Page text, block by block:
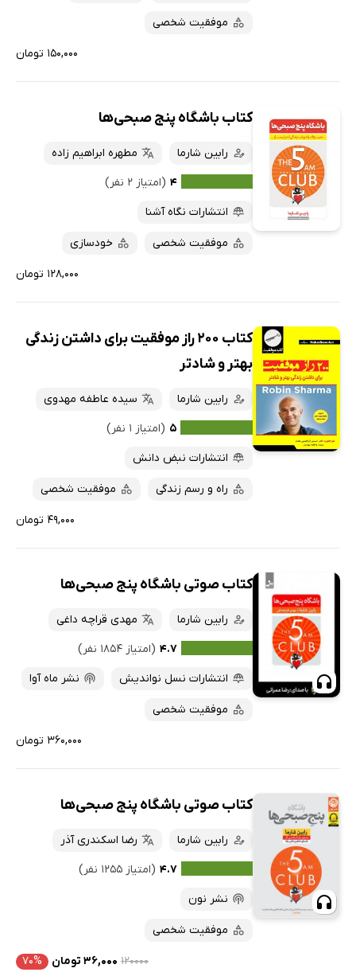
موفقیت شخصی
۱۵۰,۰۰۰ تومان
کتاب باشگاه پنج صبحی‌ها
رابین شارما
مطهره ابراهیم زاده
۴ (امتیاز ۲ نفر)
انتشارات نگاه آشنا
موفقیت شخصی خودسازی
۱۲۸,۰۰۰ تومان
کتاب 200 راز موفقیت برای داشتن زندگی
بهتر و شادتر
رابین شارما
سیده عاطفه مهدوی
۵ (امتیاز ۱ نفر)
انتشارات نبض دانش
راه و رسم زندگی موفقیت شخصی
۴۹,۰۰۰ تومان
کتاب صوتی باشگاه پنج صبحی‌ها
رابین شارما
مهدی قراچه داغی
۴.۷ (امتیاز ۱۸۵۴ نفر)
انتشارات نسل نواندیش
نشر ماه آوا
موفقیت شخصی
۳۶۰,۰۰۰ تومان
کتاب صوتی باشگاه پنج صبحی‌ها
رابین شارما
رضا اسکندری آذر
۴.۷ (امتیاز ۱۲۵۵ نفر)
نشر نون
موفقیت شخصی
۱۲۰۰۰۰ ۳۶,۰۰۰ تومان ۷۰%